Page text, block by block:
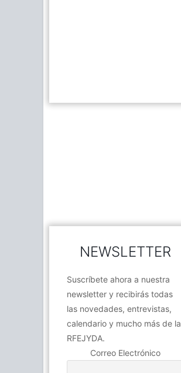
NEWSLETTER
Suscríbete ahora a nuestra
newsletter y recibirás todas
las novedades, entrevistas,
calendario y mucho más de la
RFEJYDA.
Correo Electrónico